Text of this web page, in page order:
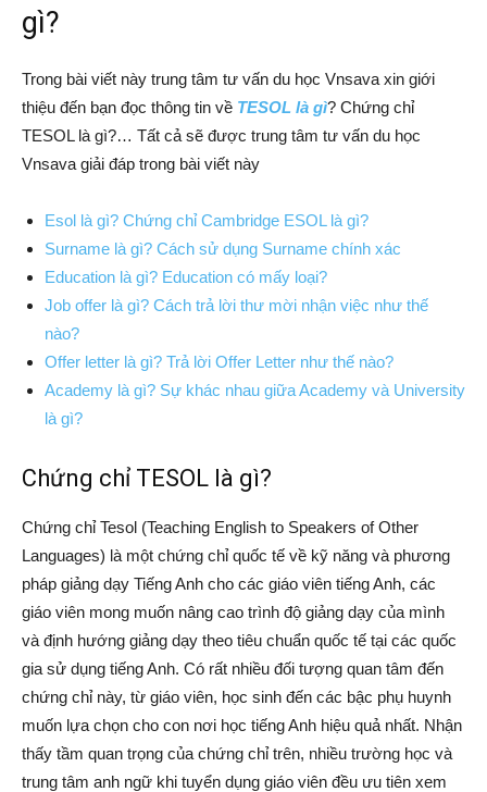
gì?
Trong bài viết này trung tâm tư vấn du học Vnsava xin giới
thiệu đến bạn đọc thông tin về TESOL là gì? Chứng chỉ
TESOL là gì?… Tất cả sẽ được trung tâm tư vấn du học
Vnsava giải đáp trong bài viết này
Esol là gì? Chứng chỉ Cambridge ESOL là gì?
Surname là gì? Cách sử dụng Surname chính xác
Education là gì? Education có mấy loại?
Job offer là gì? Cách trả lời thư mời nhận việc như thế
nào?
Offer letter là gì? Trả lời Offer Letter như thế nào?
Academy là gì? Sự khác nhau giữa Academy và University
là gì?
Chứng chỉ TESOL là gì?
Chứng chỉ Tesol (Teaching English to Speakers of Other
Languages) là một chứng chỉ quốc tế về kỹ năng và phương
pháp giảng dạy Tiếng Anh cho các giáo viên tiếng Anh, các
giáo viên mong muốn nâng cao trình độ giảng dạy của mình
và định hướng giảng dạy theo tiêu chuẩn quốc tế tại các quốc
gia sử dụng tiếng Anh. Có rất nhiều đối tượng quan tâm đến
chứng chỉ này, từ giáo viên, học sinh đến các bậc phụ huynh
muốn lựa chọn cho con nơi học tiếng Anh hiệu quả nhất. Nhận
thấy tầm quan trọng của chứng chỉ trên, nhiều trường học và
trung tâm anh ngữ khi tuyển dụng giáo viên đều ưu tiên xem